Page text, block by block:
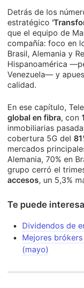
Detrás de los
estratégico
que el equipo de
compañía: foco en
Brasil, Alemania y
Hispanoamérica
Venezuela— y
calidad.
En ese capítulo,
global en fibra, con
inmobiliarias
cobertura 5G del
mercados
Alemania, 70% en
grupo cerró el
accesos, un 5,3%
Te puede
Dividendos de
Mejores
(mayo)